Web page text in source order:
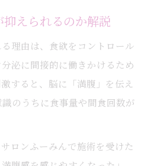
えられるのか解説
理由は、食欲をコントロール
泌に間接的に働きかけるため
すると、脳に「満腹」を伝え
のうちに食事量や間食回数が
ロンふーみんで施術を受けた